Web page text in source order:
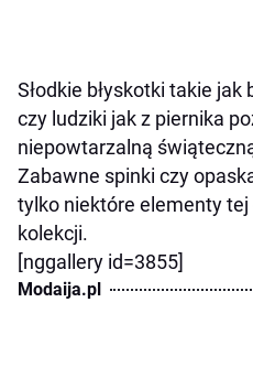
Słodkie błyskotki takie jak
czy ludziki jak z piernika
niepowtarzalną
Zabawne spinki czy
tylko niektóre elementy
kolekcji.
[nggallery id=3855]
Modaija.pl